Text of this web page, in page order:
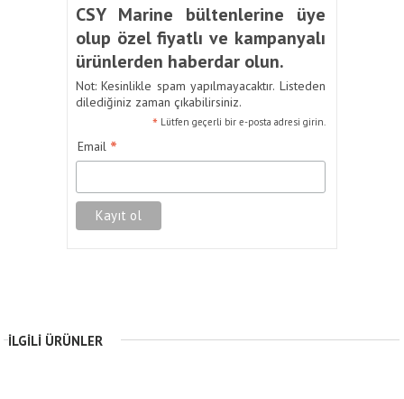
CSY Marine bültenlerine üye
olup özel fiyatlı ve kampanyalı
ürünlerden haberdar olun.
Not: Kesinlikle spam yapılmayacaktır. Listeden
dilediğiniz zaman çıkabilirsiniz.
* Lütfen geçerli bir e-posta adresi girin.
Email *
İLGILI ÜRÜNLER